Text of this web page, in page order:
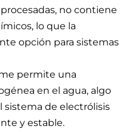
no contiene
lo que la
opción para sistemas
permite una
en el agua, algo
de electrólisis
y estable.